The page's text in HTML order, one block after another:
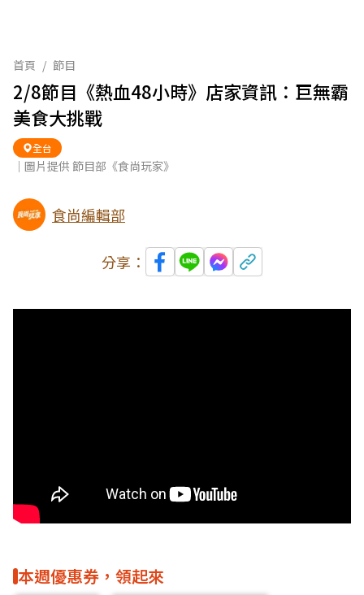
首頁 / 節目
2/8節目《熱血48小時》店家資訊：巨無霸
美食大挑戰
全台
｜圖片提供 節目部《食尚玩家》
食尚編輯部
分享：
本週優惠券，領起來